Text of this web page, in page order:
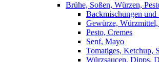
Brühe, Soßen, Würzen,
Backmischungen und
Gewürze,
Pesto, Cremes
Senf, Mayo
Tomatiges, Ketchup,
Würzsaucen, Dipps,